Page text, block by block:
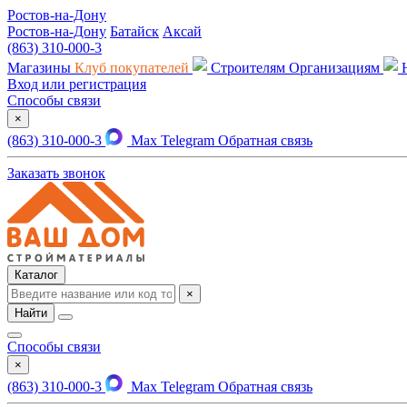
Ростов-на-Дону
Ростов-на-Дону Батайск Аксай
(863) 310-000-3
Магазины Клуб покупателей Строителям Организациям
Вход или регистрация
Способы связи
×
(863) 310-000-3 Max Telegram Обратная связь
Заказать звонок
Каталог
×
Найти
Способы связи
×
(863) 310-000-3 Max Telegram Обратная связь